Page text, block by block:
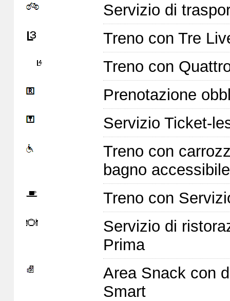
Servizio di
Treno con Tre
Treno con
Prenotazione
Servizio Ticket-
Treno con
bagno
Treno con
Servizio di
Prima
Area Snack con
Smart